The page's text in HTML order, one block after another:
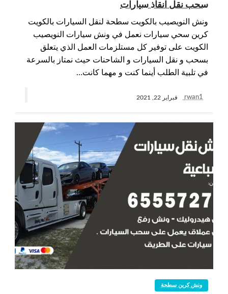
سحب نقل انقاذ سيارات
ونش النويصيب بالكويت سطحة لنقل السيارات بالكويت
كرين سحي سيارات نعمل في ونش سيارات النويصيب
الكويت على توفير كل مستلزمات العمل الذي يتعلق
بسحب و نقل السيارات و الشاحنات حيث نمتاز بالسرعة
في تلبية الطلب أينما كنت و مهما كانت…
rwan1 فبراير 22, 2021
ونش كرين سطحة